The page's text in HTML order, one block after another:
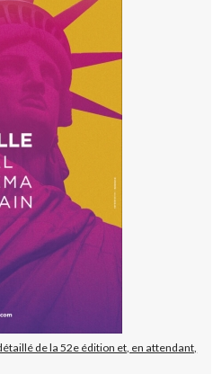
de la 52e édition et, en attendant,